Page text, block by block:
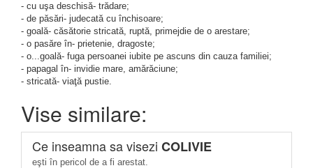
- cu uşa deschisă- trădare;
- de păsări- judecată cu închisoare;
- goală- căsătorie stricată, ruptă, primejdie de o arestare;
- o pasăre în- prietenie, dragoste;
- o...goală- fuga persoanei iubite pe ascuns din cauza familiei;
- papagal în- invidie mare, amărăciune;
- stricată- viaţă pustie.
Vise similare:
Ce inseamna sa visezi COLIVIE
eşti în pericol de a fi arestat.